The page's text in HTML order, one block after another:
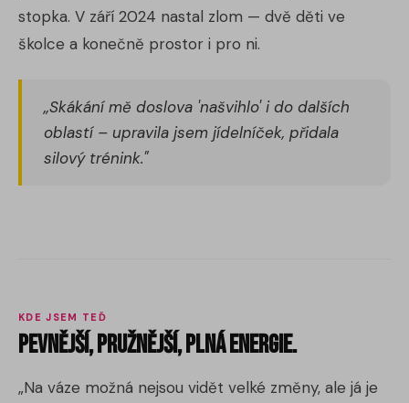
stopka. V září 2024 nastal zlom — dvě děti ve
školce a konečně prostor i pro ni.
„Skákání mě doslova 'našvihlo' i do dalších
oblastí – upravila jsem jídelníček, přidala
silový trénink."
KDE JSEM TEĎ
Pevnější, pružnější, plná energie.
„Na váze možná nejsou vidět velké změny, ale já je